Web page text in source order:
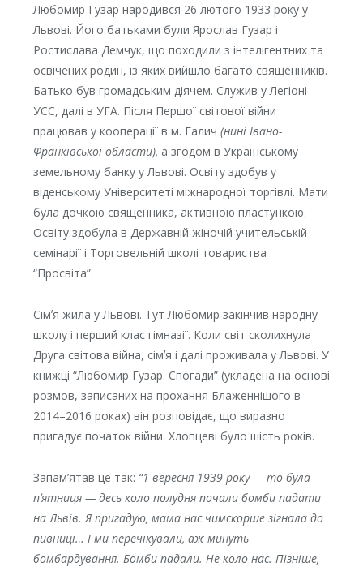
Любомир Гузар народився 26 лютого 1933 року у
Львові. Його батьками були Ярослав Гузар і
Ростислава Демчук, що походили з інтелігентних та
освічених родин, із яких вийшло багато священників.
Батько був громадським діячем. Служив у Легіоні
УСС, далі в УГА. Після Першої світової війни
працював у кооперації в м. Галич (нині Івано-
Франківської области), а згодом в Українському
земельному банку у Львові. Освіту здобув у
віденському Університеті міжнародної торгівлі. Мати
була дочкою священника, активною пластункою.
Освіту здобула в Державній жіночій учительській
семінарії і Торговельній школі товариства
“Просвіта”.
Сімʼя жила у Львові. Тут Любомир закінчив народну
школу і перший клас гімназії. Коли світ сколихнула
Друга світова війна, сімʼя і далі проживала у Львові. У
книжці “Любомир Гузар. Спогади” (укладена на основі
розмов, записаних на прохання Блаженнішого в
2014–2016 роках) він розповідає, що виразно
пригадує початок війни. Хлопцеві було шість років.
Запам’ятав це так: “1 вересня 1939 року — то була
пʼятниця — десь коло полудня почали бомби падати
на Львів. Я пригадую, мама нас чимскорше зігнала до
пивниці… І ми перечікували, аж минуть
бомбардування. Бомби падали. Не коло нас. Пізніше,